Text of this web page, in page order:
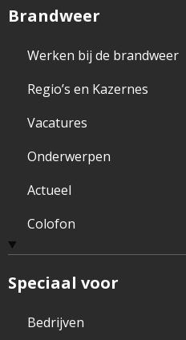
Brandweer
Werken bij de brandweer
Regio’s en Kazernes
Vacatures
Onderwerpen
Actueel
Colofon
Speciaal voor
Bedrijven